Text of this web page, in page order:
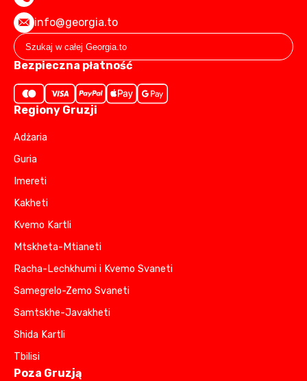
info@georgia.to
Bezpieczna płatność
Regiony Gruzji
Adżaria
Guria
Imereti
Kakheti
Kvemo Kartli
Mtskheta-Mtianeti
Racha-Lechkhumi i Kvemo Svaneti
Samegrelo-Zemo Svaneti
Samtskhe-Javakheti
Shida Kartli
Tbilisi
Poza Gruzją